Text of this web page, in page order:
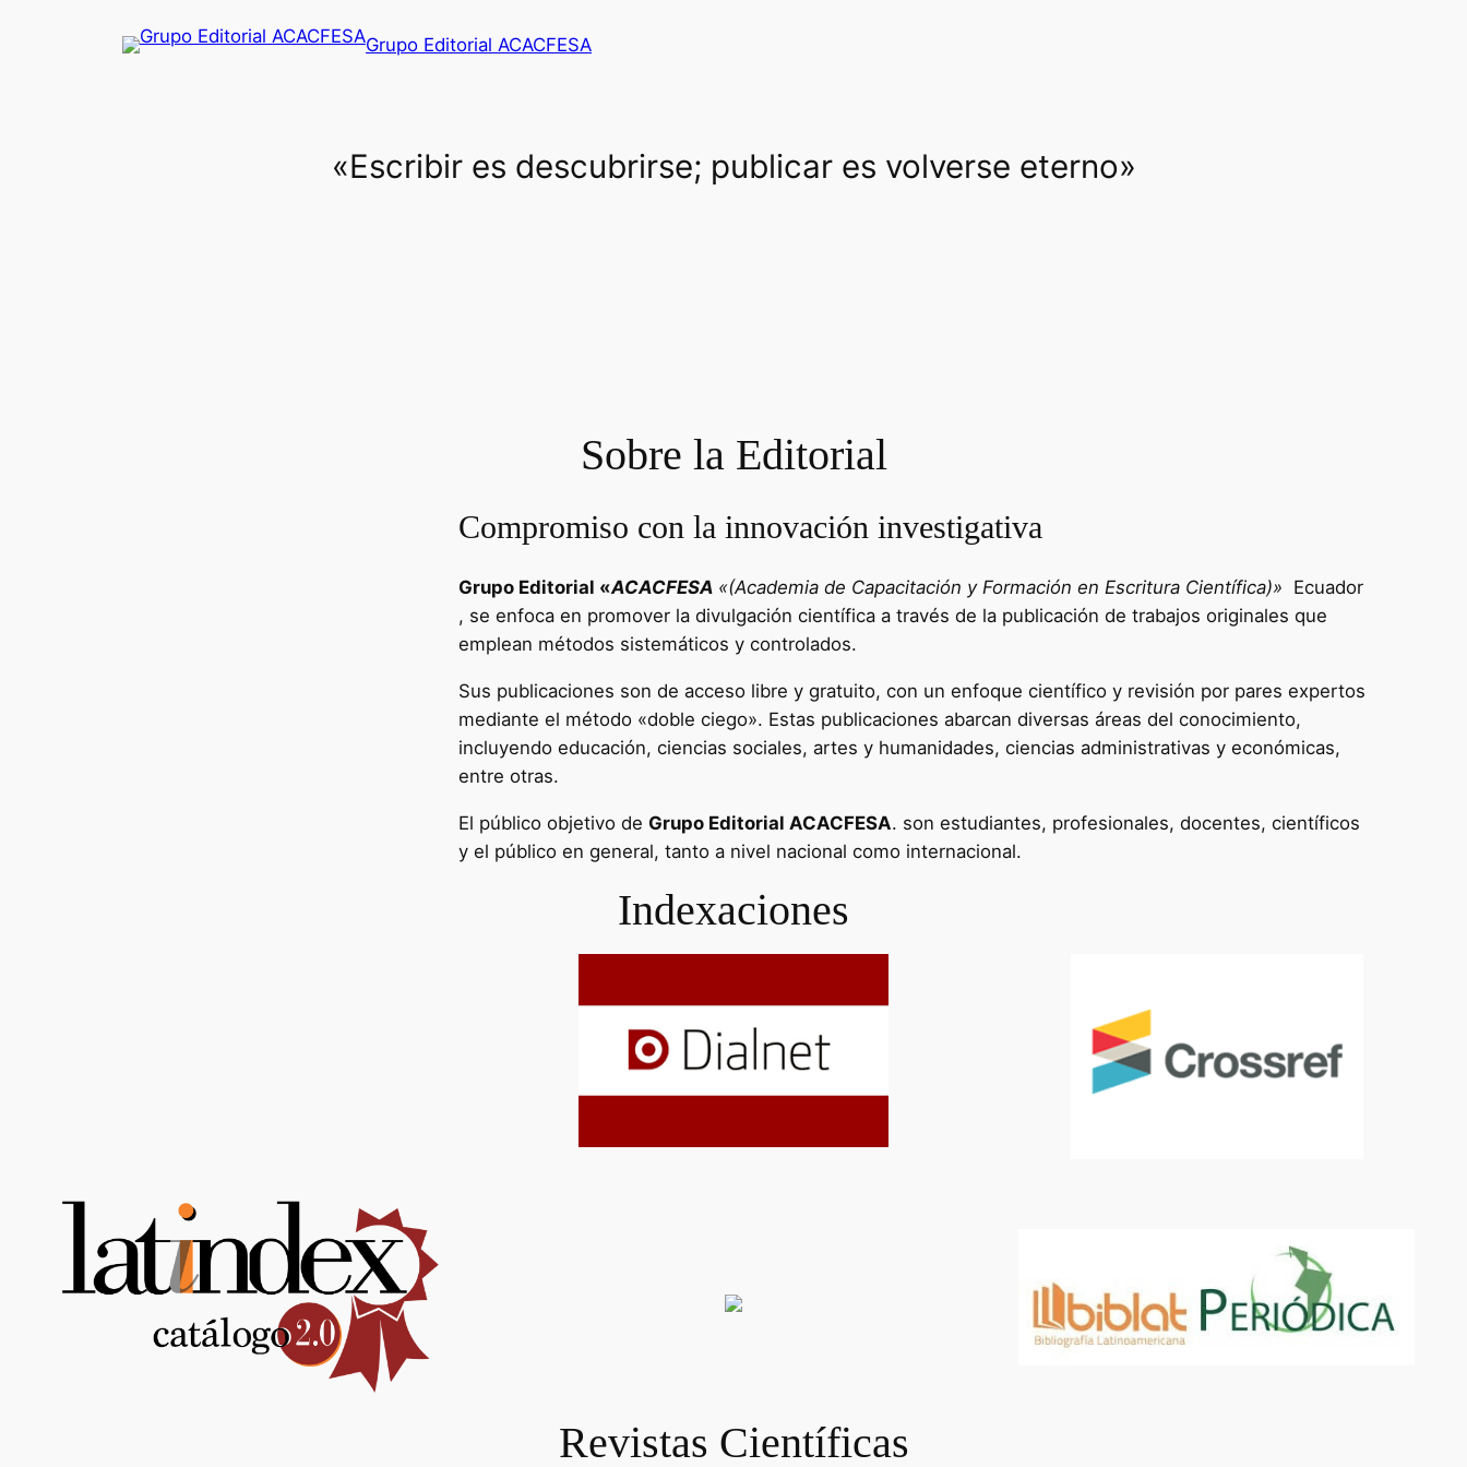
Grupo Editorial ACACFESA
«Escribir es descubrirse; publicar es volverse eterno»
Sobre la Editorial
Compromiso con la innovación investigativa
Grupo Editorial «ACACFESA «(Academia de Capacitación y Formación en Escritura Científica)» Ecuador
, se enfoca en promover la divulgación científica a través de la publicación de trabajos originales que
emplean métodos sistemáticos y controlados.
Sus publicaciones son de acceso libre y gratuito, con un enfoque científico y revisión por pares expertos
mediante el método «doble ciego». Estas publicaciones abarcan diversas áreas del conocimiento,
incluyendo educación, ciencias sociales, artes y humanidades, ciencias administrativas y económicas,
entre otras.
El público objetivo de Grupo Editorial ACACFESA. son estudiantes, profesionales, docentes, científicos
y el público en general, tanto a nivel nacional como internacional.
Indexaciones
Revistas Científicas